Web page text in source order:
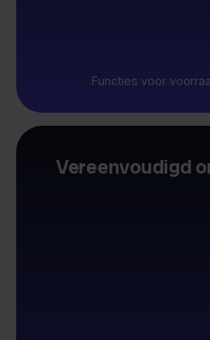
Functies voor
Vereenvoudigd